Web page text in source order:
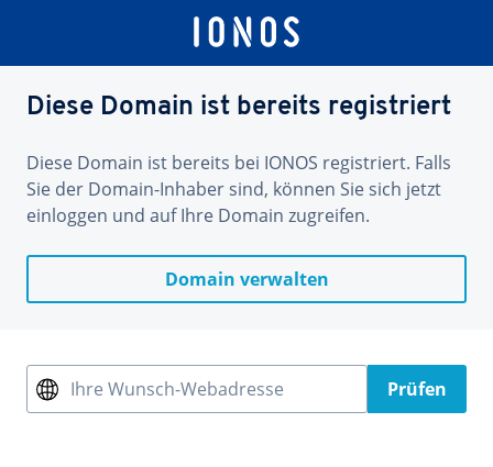
Diese Domain ist bereits registriert
Diese Domain ist bereits bei IONOS registriert. Falls
Sie der Domain-Inhaber sind, können Sie sich jetzt
einloggen und auf Ihre Domain zugreifen.
Domain verwalten
Ihre Wunsch-Webadresse Prüfen